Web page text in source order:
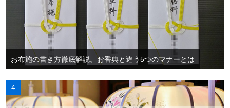
お布施の書き方徹底解説。お香典と違う5つのマナーとは